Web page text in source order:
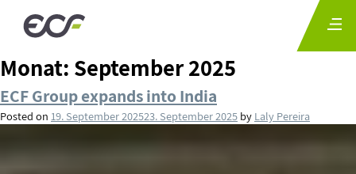
Monat: September 2025
ECF Group expands into India
Posted on 19. September 202523. September 2025 by Laly Pereira